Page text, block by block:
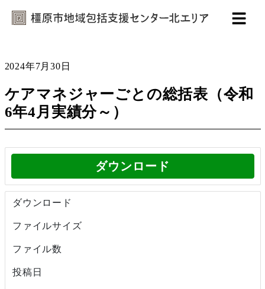
2024年7月30日
ケアマネジャーごとの総括表（令和
6年4月実績分～）
ダウンロード
ダウンロード
ファイルサイズ
ファイル数
投稿日